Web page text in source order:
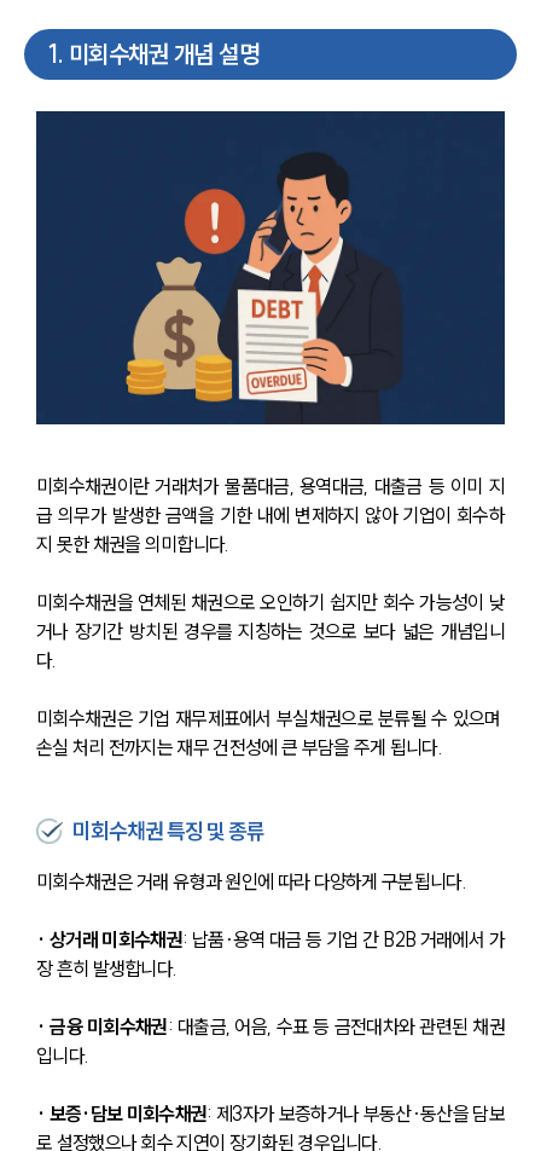
1. 미회수채권 개념 설명
미회수채권이란 거래처가 물품대금, 용역대금, 대출금 등 이미 지
급 의무가 발생한 금액을 기한 내에 변제하지 않아 기업이 회수하
지 못한 채권을 의미합니다.
미회수채권을 연체된 채권으로 오인하기 쉽지만 회수 가능성이 낮
거나 장기간 방치된 경우를 지칭하는 것으로 보다 넓은 개념입니
다.
미회수채권은 기업 재무제표에서 부실채권으로 분류될 수 있으며
손실 처리 전까지는 재무 건전성에 큰 부담을 주게 됩니다.
미회수채권 특징 및 종류
미회수채권은 거래 유형과 원인에 따라 다양하게 구분됩니다.
· 상거래 미회수채권: 납품·용역 대금 등 기업 간 B2B 거래에서 가
장 흔히 발생합니다.
· 금융 미회수채권: 대출금, 어음, 수표 등 금전대차와 관련된 채권
입니다.
· 보증·담보 미회수채권: 제3자가 보증하거나 부동산·동산을 담보
로 설정했으나 회수 지연이 장기화된 경우입니다.